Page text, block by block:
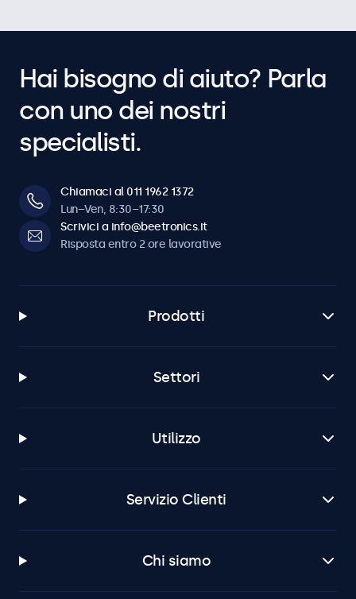
Hai bisogno di aiuto? Parla
con uno dei nostri
specialisti.
Chiamaci al 011 1962 1372
Lun–Ven, 8:30–17:30
Scrivici a info@beetronics.it
Risposta entro 2 ore lavorative
Prodotti
Settori
Utilizzo
Servizio Clienti
Chi siamo